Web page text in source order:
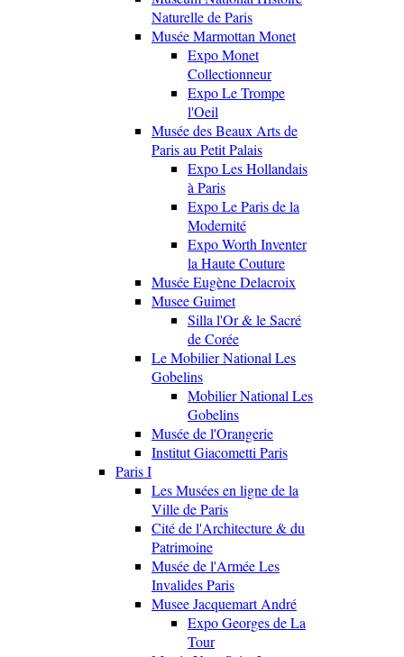
Naturelle de Paris
Musée Marmottan Monet
Expo Monet
Collectionneur
Expo Le Trompe
l'Oeil
Musée des Beaux Arts de
Paris au Petit Palais
Expo Les Hollandais
à Paris
Expo Le Paris de la
Modernité
Expo Worth Inventer
la Haute Couture
Musée Eugène Delacroix
Musee Guimet
Silla l'Or & le Sacré
de Corée
Le Mobilier National Les
Gobelins
Mobilier National Les
Gobelins
Musée de l'Orangerie
Institut Giacometti Paris
Paris I
Les Musées en ligne de la
Ville de Paris
Cité de l'Architecture & du
Patrimoine
Musée de l'Armée Les
Invalides Paris
Musee Jacquemart André
Expo Georges de La
Tour